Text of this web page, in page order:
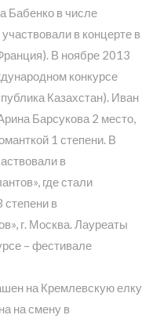
Бабенко в числе
в концерте в
В ноябре 2013
конкурсе
Казахстан). Иван
Барсукова 2 место,
1 степени. В
в
где стали
степени в
г. Москва. Лауреаты
– фестивале
на Кремлевскую елку
на смену в